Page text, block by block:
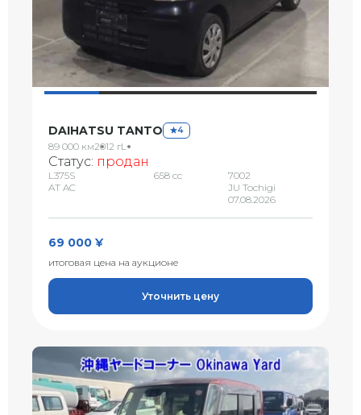
DAIHATSU TANTO 4
89 000 км2012 гL
Статус: продан
L375S
AT AC
658 сс
7002
JU Tochigi
07.08.2026
69 000 ¥
итоговая цена на аукционе
Уточнить цену